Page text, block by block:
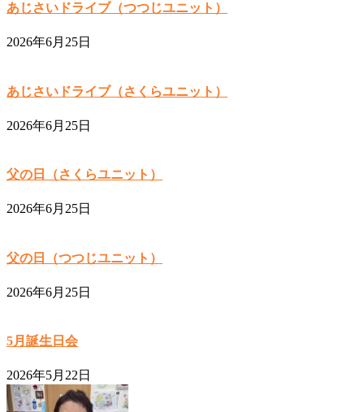
あじさいドライブ（つつじユニット）
2026年6月25日
あじさいドライブ（さくらユニット）
2026年6月25日
父の日（さくらユニット）
2026年6月25日
父の日（つつじユニット）
2026年6月25日
5月誕生日会
2026年5月22日